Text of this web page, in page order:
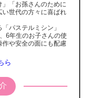
」「お孫さんのために
い世代の方々に喜ばれ
パステルミシン」
6年生のお子さんの使
作や安全の面にも配慮
ら